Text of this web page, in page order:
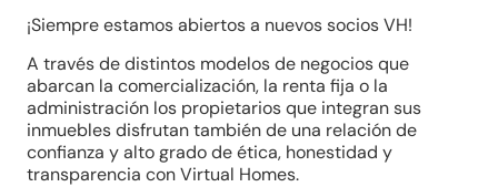
¡Siempre estamos abiertos a nuevos socios VH!
A través de distintos modelos de negocios que
abarcan la comercialización, la renta fija o la
administración los propietarios que integran sus
inmuebles disfrutan también de una relación de
confianza y alto grado de ética, honestidad y
transparencia con Virtual Homes.